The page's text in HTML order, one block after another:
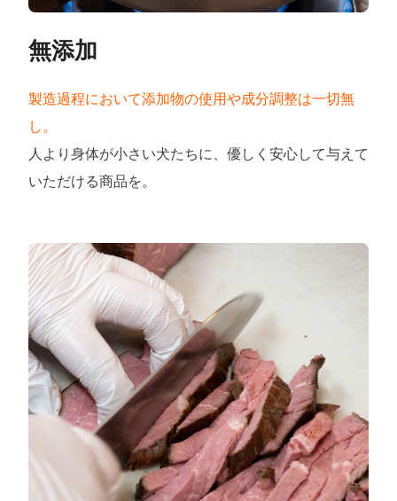
無添加
製造過程において添加物の使用や成分調整は一切無
し。
人より身体が小さい犬たちに、優しく安心して与えて
いただける商品を。